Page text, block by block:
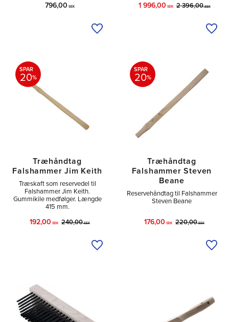
796,00 SEK
Tilføj til ønskeliste
1 996,00 SEK 2 396,00SEK
Træhåndtag
Falshammer Jim Keith
Træskaft som reservedel til
Falshammer Jim Keith.
Gummikile medfølger. Længde
415 mm.
192,00 SEK 240,00SEK
SPAR
20%
Tilføj til ønskeliste
Træhåndtag
Falshammer Steven
Beane
Reservehåndtag til Falshammer
Steven Beane
176,00 SEK 220,00SEK
SPAR
20%